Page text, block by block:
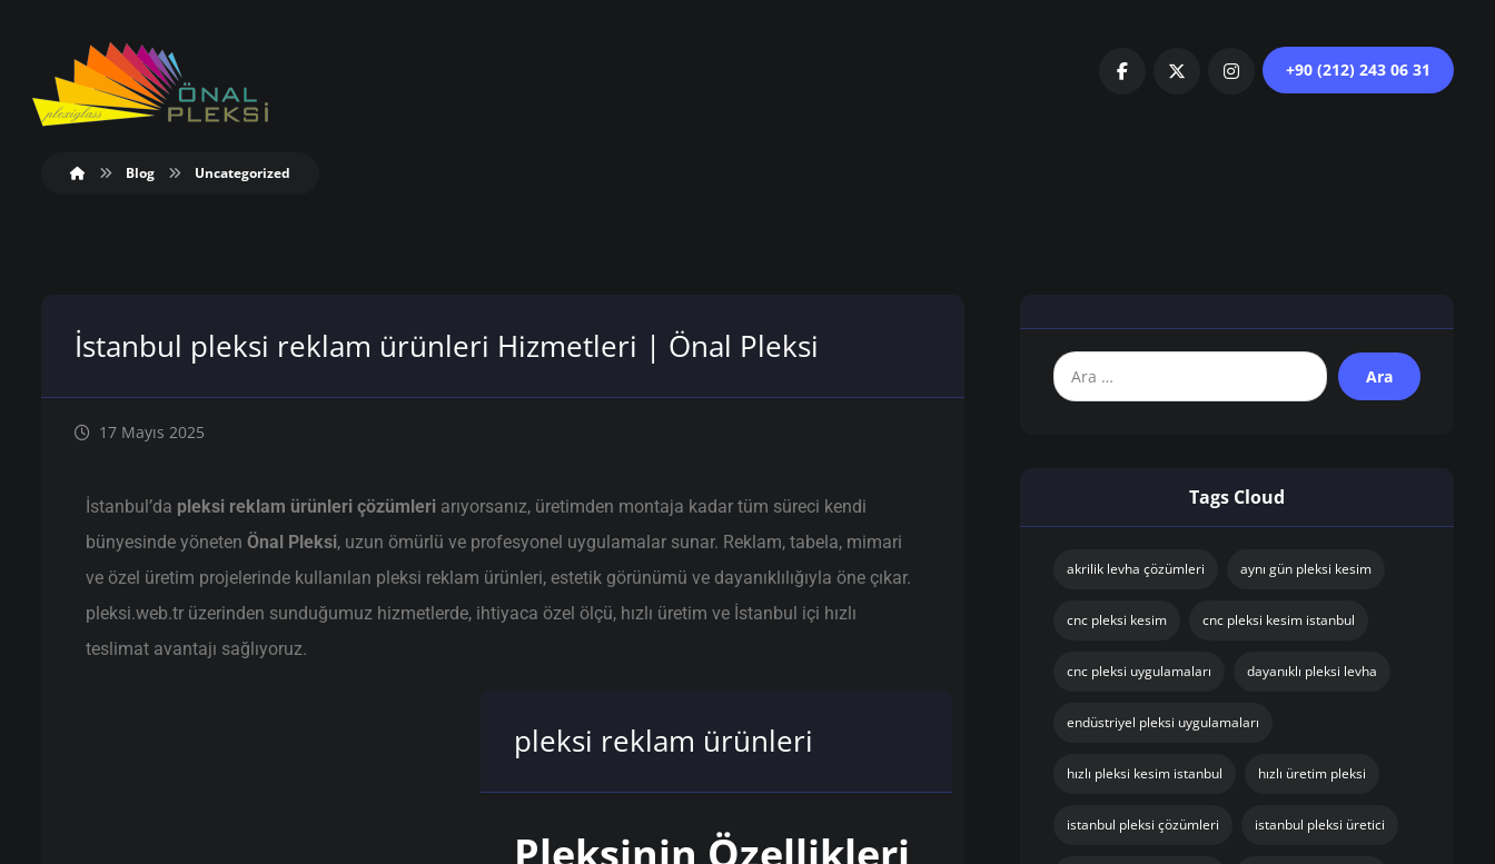
+90 (212) 243 06 31
Blog Uncategorized
İstanbul pleksi reklam ürünleri Hizmetleri | Önal Pleksi
17 Mayıs 2025
İstanbul’da pleksi reklam ürünleri çözümleri arıyorsanız, üretimden montaja kadar tüm süreci kendi
bünyesinde yöneten Önal Pleksi, uzun ömürlü ve profesyonel uygulamalar sunar. Reklam, tabela, mimari
ve özel üretim projelerinde kullanılan pleksi reklam ürünleri, estetik görünümü ve dayanıklılığıyla öne çıkar.
pleksi.web.tr üzerinden sunduğumuz hizmetlerde, ihtiyaca özel ölçü, hızlı üretim ve İstanbul içi hızlı
teslimat avantajı sağlıyoruz.
pleksi reklam ürünleri
Tags Cloud
akrilik levha çözümleri aynı gün pleksi kesim
cnc pleksi kesim cnc pleksi kesim istanbul
cnc pleksi uygulamaları dayanıklı pleksi levha
endüstriyel pleksi uygulamaları
hızlı pleksi kesim istanbul hızlı üretim pleksi
istanbul pleksi çözümleri istanbul pleksi üretici